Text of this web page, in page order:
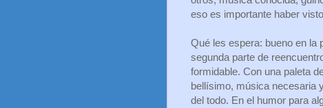
eso es importante haber
Qué les espera: bueno en la
segunda parte de
formidable. Con una paleta
bellísimo, música necesaria
del todo. En el humor para